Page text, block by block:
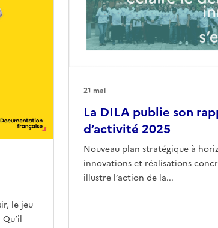
le jeu
La DILA publie son
d’activité 2025
Nouveau plan stratégique à
innovations et réalisations
illustre l’action de la...
21 mai